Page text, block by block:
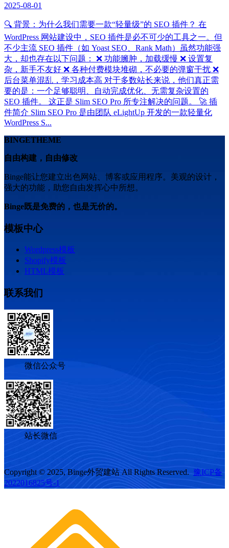
2025-08-01
🔍 背景：为什么我们需要一款“轻量级”的 SEO 插件？ 在
WordPress 网站建设中，SEO 插件是必不可少的工具之一。但
不少主流 SEO 插件（如 Yoast SEO、Rank Math）虽然功能强
大，却也存在以下问题： ❌ 功能臃肿，加载缓慢 ❌ 设置复
杂，新手不友好 ❌ 各种付费模块堆砌，不必要的弹窗干扰 ❌
后台菜单混乱，学习成本高 对于多数站长来说，他们真正需
要的是：一个足够聪明、自动完成优化、无需复杂设置的
SEO 插件。 这正是 Slim SEO Pro 所专注解决的问题。 🚀 插
件简介 Slim SEO Pro 是由团队 eLightUp 开发的一款轻量化
WordPress S...
BINGETHEME
自由构建，自由修改
Binge能让您建立出色网站、博客或应用程序。美观的设计，
强大的功能，助您自由发挥心中所想。
Binge既是免费的，也是无价的。
模板中心
Wordpress模板
Shopify模板
HTML模板
联系我们
微信公众号
站长微信
Copyright © 2025, Binge外贸建站 All Rights Reserved. 豫ICP备
2022016825号-1